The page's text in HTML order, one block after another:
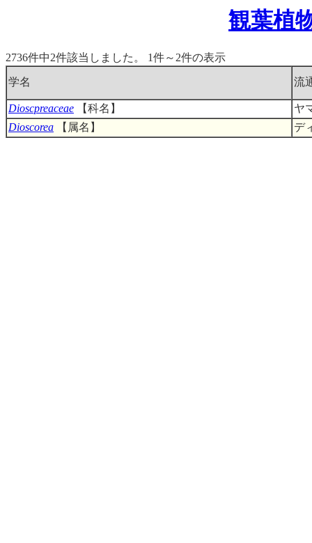
観葉植
2736件中2件該当しました。 1件～2件の表示
学名 流
Dioscpreaceae 【科名】
ヤ
Dioscorea
【属名】 デ